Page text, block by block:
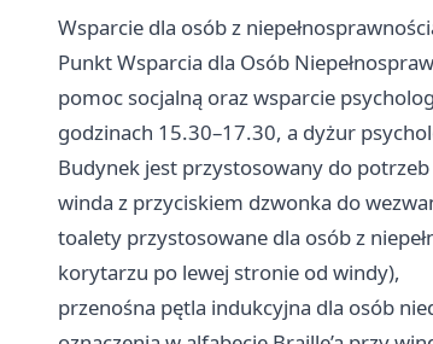
Wsparcie dla osób z
Punkt Wsparcia dla Osób
pomoc socjalną oraz wsparcie
godzinach 15.30–17.30, a dyżur
Budynek jest przystosowany do
winda z przyciskiem dzwonka do
toalety przystosowane dla osób z
korytarzu po lewej stronie od windy),
przenośna pętla indukcyjna dla osób